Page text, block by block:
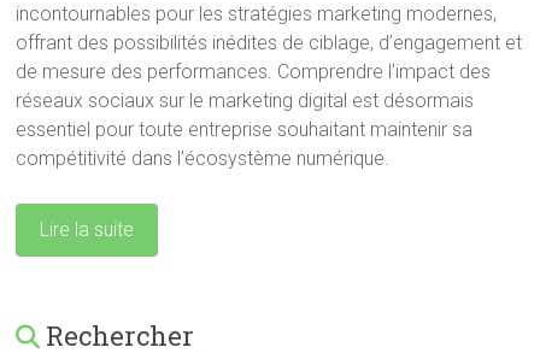
incontournables pour les stratégies marketing modernes,
offrant des possibilités inédites de ciblage, d’engagement et
de mesure des performances. Comprendre l’impact des
réseaux sociaux sur le marketing digital est désormais
essentiel pour toute entreprise souhaitant maintenir sa
compétitivité dans l’écosystème numérique.
Lire la suite
Rechercher